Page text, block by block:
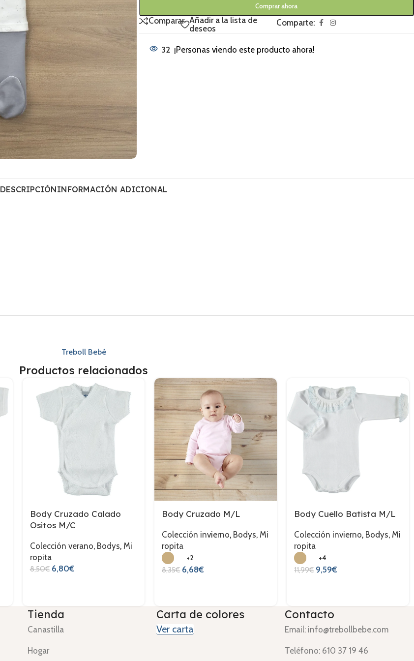
Comprar ahora
Comparar Añadir a la lista de
deseos
Comparte:
32 ¡Personas viendo este producto ahora!
DESCRIPCIÓNINFORMACIÓN ADICIONAL
Treboll Bebé
Productos relacionados
Body Cruzado Calado
Ositos M/C
Colección verano, Bodys, Mi
ropita
8,50€ 6,80€
Body Cruzado M/L
Colección invierno, Bodys, Mi
ropita
+2
8,35€ 6,68€
Body Cuello Batista M/L
Colección invierno, Bodys, Mi
ropita
+4
11,99€ 9,59€
Tienda
Canastilla
Hogar
Carta de colores
Ver carta
Contacto
Email: info@trebollbebe.com
Teléfono: 610 37 19 46